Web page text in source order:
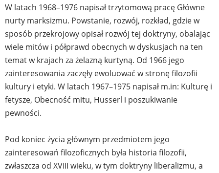
W latach 1968–1976 napisał trzytomową pracę Główne
nurty marksizmu. Powstanie, rozwój, rozkład, gdzie w
sposób przekrojowy opisał rozwój tej doktryny, obalając
wiele mitów i półprawd obecnych w dyskusjach na ten
temat w krajach za żelazną kurtyną. Od 1966 jego
zainteresowania zaczęły ewoluować w stronę filozofii
kultury i etyki. W latach 1967–1975 napisał m.in: Kulturę i
fetysze, Obecność mitu, Husserl i poszukiwanie
pewności.
Pod koniec życia głównym przedmiotem jego
zainteresowań filozoficznych była historia filozofii,
zwłaszcza od XVIII wieku, w tym doktryny liberalizmu, a